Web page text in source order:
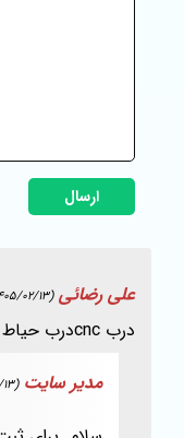
ارسال
علی رضائی(1405/02/13)
درب cncدرب حیاط 140 در قد 120
مدیر سایت (1405/02/13)